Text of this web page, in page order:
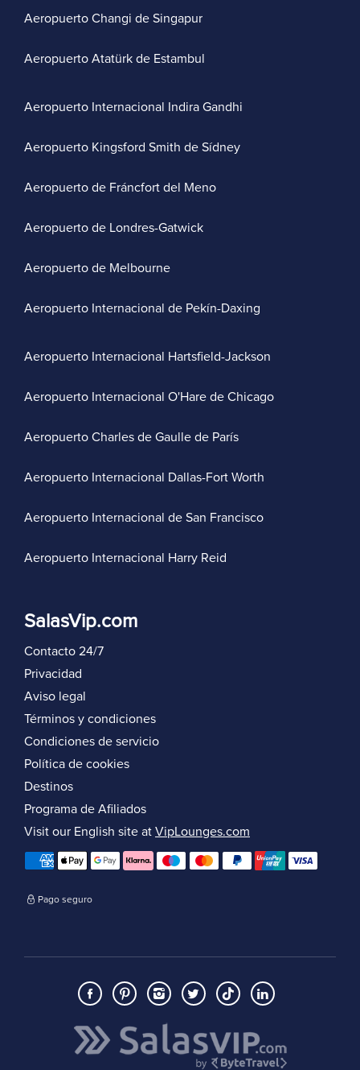
Aeropuerto Changi de Singapur
Aeropuerto Atatürk de Estambul
Aeropuerto Internacional Indira Gandhi
Aeropuerto Kingsford Smith de Sídney
Aeropuerto de Fráncfort del Meno
Aeropuerto de Londres-Gatwick
Aeropuerto de Melbourne
Aeropuerto Internacional de Pekín-Daxing
Aeropuerto Internacional Hartsfield-Jackson
Aeropuerto Internacional O'Hare de Chicago
Aeropuerto Charles de Gaulle de París
Aeropuerto Internacional Dallas-Fort Worth
Aeropuerto Internacional de San Francisco
Aeropuerto Internacional Harry Reid
SalasVip.com
Contacto 24/7
Privacidad
Aviso legal
Términos y condiciones
Condiciones de servicio
Política de cookies
Destinos
Programa de Afiliados
Visit our English site at VipLounges.com
Pago seguro